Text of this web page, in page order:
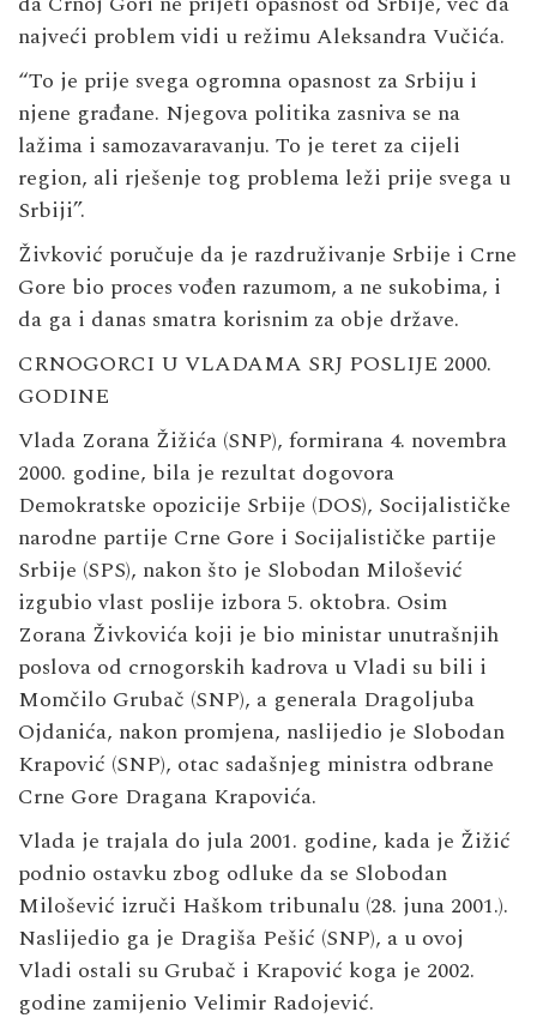
najveći problem vidi u režimu Aleksandra Vučića.
“To je prije svega ogromna opasnost za Srbiju i
njene građane. Njegova politika zasniva se na
lažima i samozavaravanju. To je teret za cijeli
region, ali rješenje tog problema leži prije svega u
Srbiji”.
Živković poručuje da je razdruživanje Srbije i Crne
Gore bio proces vođen razumom, a ne sukobima, i
da ga i danas smatra korisnim za obje države.
CRNOGORCI U VLADAMA SRJ POSLIJE 2000.
GODINE
Vlada Zorana Žižića (SNP), formirana 4. novembra
2000. godine, bila je rezultat dogovora
Demokratske opozicije Srbije (DOS), Socijalističke
narodne partije Crne Gore i Socijalističke partije
Srbije (SPS), nakon što je Slobodan Milošević
izgubio vlast poslije izbora 5. oktobra. Osim
Zorana Živkovića koji je bio ministar unutrašnjih
poslova od crnogorskih kadrova u Vladi su bili i
Momčilo Grubač (SNP), a generala Dragoljuba
Ojdanića, nakon promjena, naslijedio je Slobodan
Krapović (SNP), otac sadašnjeg ministra odbrane
Crne Gore Dragana Krapovića.
Vlada je trajala do jula 2001. godine, kada je Žižić
podnio ostavku zbog odluke da se Slobodan
Milošević izruči Haškom tribunalu (28. juna 2001.).
Naslijedio ga je Dragiša Pešić (SNP), a u ovoj
Vladi ostali su Grubač i Krapović koga je 2002.
godine zamijenio Velimir Radojević.